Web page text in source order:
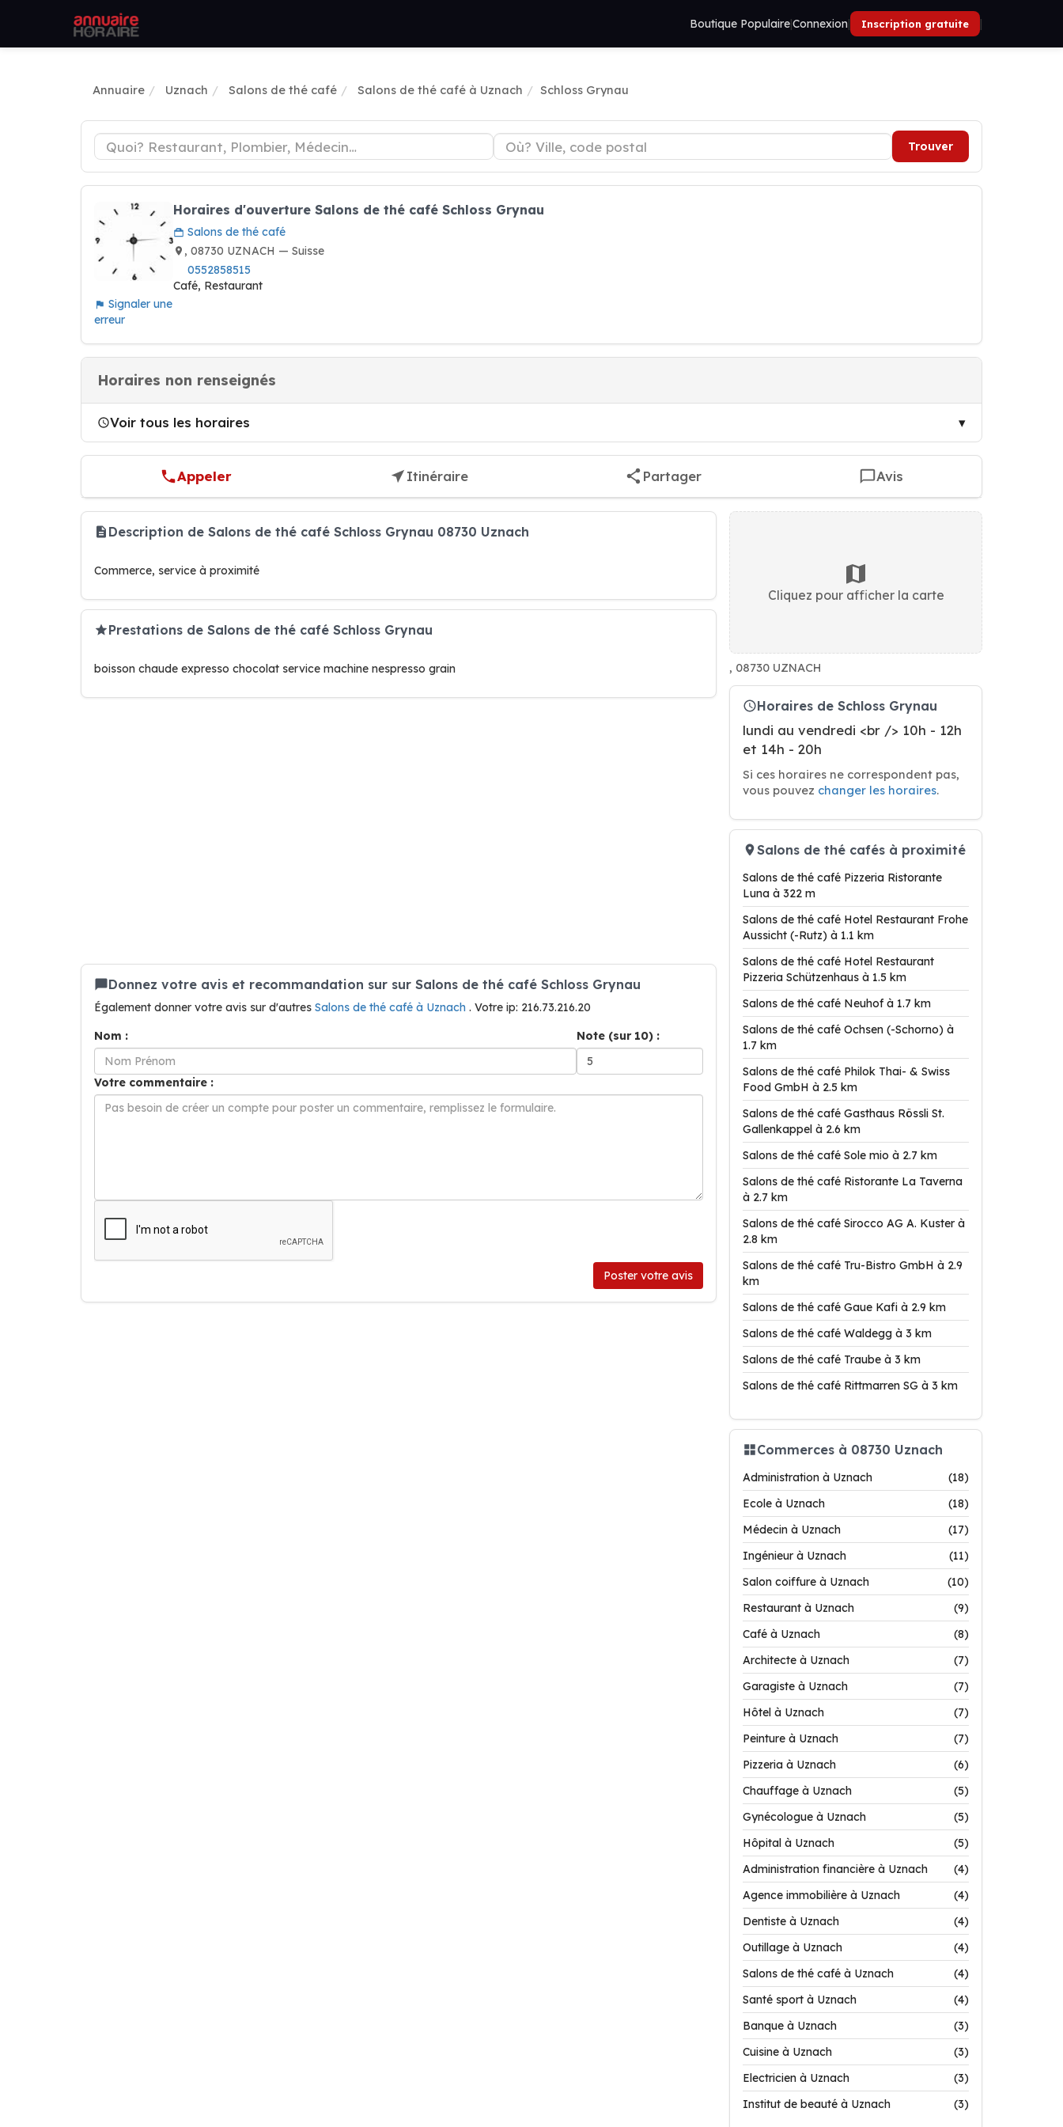
Boutique Populaire|Connexion| Inscription gratuite |
Annuaire Uznach Salons de thé café Salons de thé café à Uznach Schloss Grynau
Trouver
Signaler une
erreur
Horaires d'ouverture Salons de thé café Schloss Grynau
Salons de thé café
, 08730 UZNACH — Suisse
0552858515
Café, Restaurant
Horaires non renseignés
Voir tous les horaires
Appeler Itinéraire Partager Avis
Description de Salons de thé café Schloss Grynau 08730 Uznach
Commerce, service à proximité
Prestations de Salons de thé café Schloss Grynau
boisson chaude expresso chocolat service machine nespresso grain
Donnez votre avis et recommandation sur sur Salons de thé café Schloss Grynau
Également donner votre avis sur d'autres Salons de thé café à Uznach . Votre ip: 216.73.216.20
Nom :
Note (sur 10) :
Votre commentaire :
Poster votre avis
Cliquez pour afficher la carte
, 08730 UZNACH
Horaires de Schloss Grynau
lundi au vendredi <br /> 10h - 12h
et 14h - 20h
Si ces horaires ne correspondent pas,
vous pouvez changer les horaires.
Salons de thé cafés à proximité
Salons de thé café Pizzeria Ristorante
Luna à 322 m
Salons de thé café Hotel Restaurant Frohe
Aussicht (-Rutz) à 1.1 km
Salons de thé café Hotel Restaurant
Pizzeria Schützenhaus à 1.5 km
Salons de thé café Neuhof à 1.7 km
Salons de thé café Ochsen (-Schorno) à
1.7 km
Salons de thé café Philok Thai- & Swiss
Food GmbH à 2.5 km
Salons de thé café Gasthaus Rössli St.
Gallenkappel à 2.6 km
Salons de thé café Sole mio à 2.7 km
Salons de thé café Ristorante La Taverna
à 2.7 km
Salons de thé café Sirocco AG A. Kuster à
2.8 km
Salons de thé café Tru-Bistro GmbH à 2.9
km
Salons de thé café Gaue Kafi à 2.9 km
Salons de thé café Waldegg à 3 km
Salons de thé café Traube à 3 km
Salons de thé café Rittmarren SG à 3 km
Commerces à 08730 Uznach
Administration à Uznach
(18)
Ecole à Uznach
(18)
Médecin à Uznach
(17)
Ingénieur à Uznach
(11)
Salon coiffure à Uznach
(10)
Restaurant à Uznach
(9)
Café à Uznach
(8)
Architecte à Uznach
(7)
Garagiste à Uznach
(7)
Hôtel à Uznach
(7)
Peinture à Uznach
(7)
Pizzeria à Uznach
(6)
Chauffage à Uznach
(5)
Gynécologue à Uznach
(5)
Hôpital à Uznach
(5)
Administration financière à Uznach
(4)
Agence immobilière à Uznach
(4)
Dentiste à Uznach
(4)
Outillage à Uznach
(4)
Salons de thé café à Uznach
(4)
Santé sport à Uznach
(4)
Banque à Uznach
(3)
Cuisine à Uznach
(3)
Electricien à Uznach
(3)
Institut de beauté à Uznach
(3)